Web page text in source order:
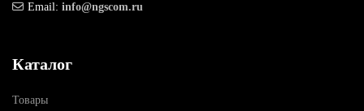
Email: info@ngscom.ru
Каталог
Товары